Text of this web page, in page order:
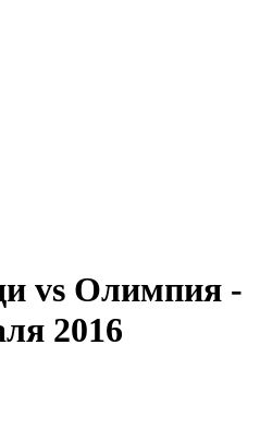
vs Олимпия -
2016